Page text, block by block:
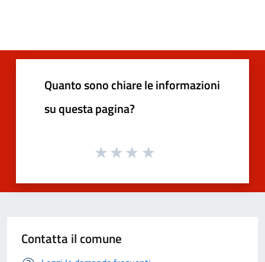
Quanto sono chiare le informazioni
su questa pagina?
Contatta il comune